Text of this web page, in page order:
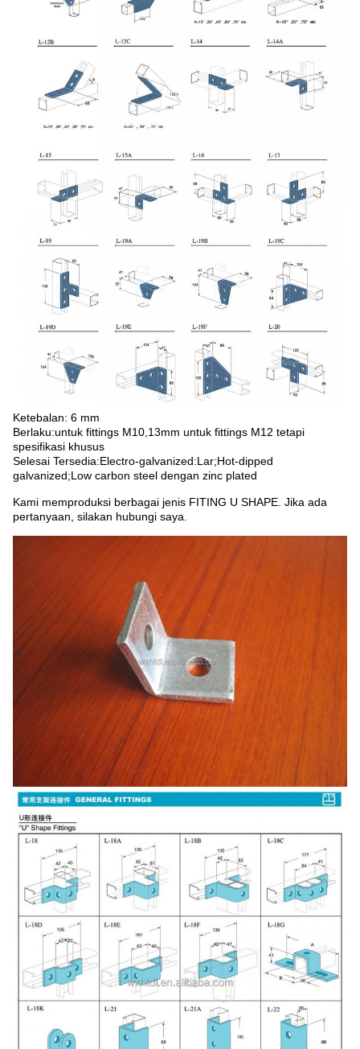
Ketebalan: 6 mm
Berlaku:untuk fittings M10,13mm untuk fittings M12 tetapi
spesifikasi khusus
Selesai Tersedia:Electro-galvanized:Lar;Hot-dipped
galvanized;Low carbon steel dengan zinc plated
Kami memproduksi berbagai jenis FITING U SHAPE. Jika ada
pertanyaan, silakan hubungi saya.